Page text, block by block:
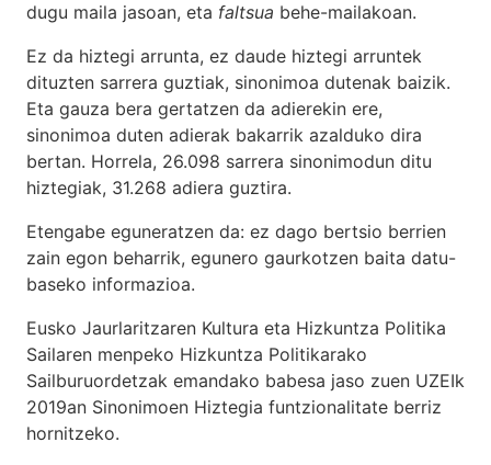
dugu maila jasoan, eta faltsua behe-mailakoan.
Ez da hiztegi arrunta, ez daude hiztegi arruntek
dituzten sarrera guztiak, sinonimoa dutenak baizik.
Eta gauza bera gertatzen da adierekin ere,
sinonimoa duten adierak bakarrik azalduko dira
bertan. Horrela, 26.098 sarrera sinonimodun ditu
hiztegiak, 31.268 adiera guztira.
Etengabe eguneratzen da: ez dago bertsio berrien
zain egon beharrik, egunero gaurkotzen baita datu-
baseko informazioa.
Eusko Jaurlaritzaren Kultura eta Hizkuntza Politika
Sailaren menpeko Hizkuntza Politikarako
Sailburuordetzak emandako babesa jaso zuen UZEIk
2019an Sinonimoen Hiztegia funtzionalitate berriz
hornitzeko.